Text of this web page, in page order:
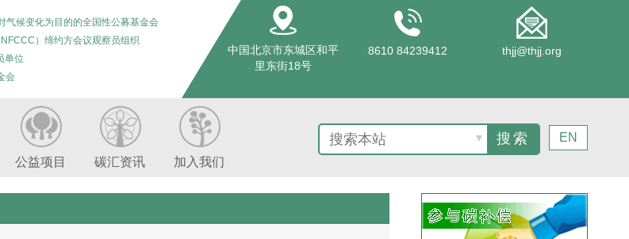
气候变化为目的的全国性公募基金会
）缔约方会议观察员组织
单位
会
中国北京市东城区和平
里东街18号
8610 84239412 thjj@thjj.org
公益项目 碳汇资讯 加入我们
▼ EN